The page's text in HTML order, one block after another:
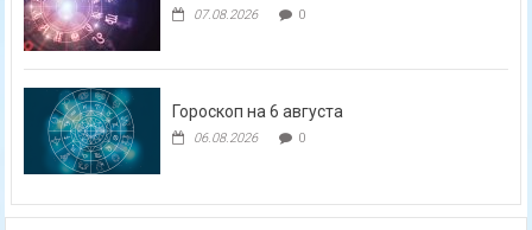
07.08.2026 0
Гороскоп на 6 августа
06.08.2026 0